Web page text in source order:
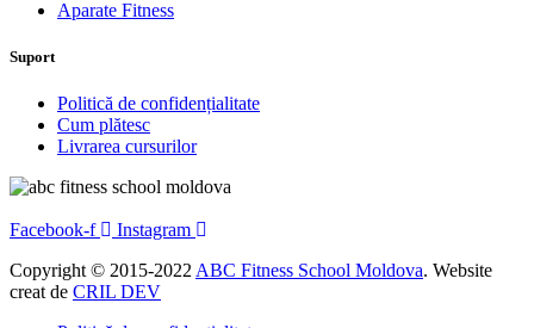
Aparate Fitness
Suport
Politică de confidențialitate
Cum plătesc
Livrarea cursurilor
Facebook-f
Instagram
Copyright © 2015-2022 ABC Fitness School Moldova. Website
creat de CRIL DEV